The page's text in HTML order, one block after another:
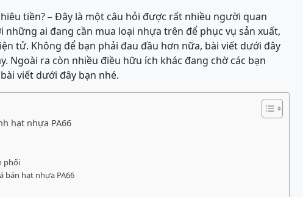
tiền? – Đây là một câu hỏi được rất nhiều người quan
ai đang cần mua loại nhựa trên để phục vụ sản xuất,
tử. Không để bạn phải đau đầu hơn nữa, bài viết dưới đây
Ngoài ra còn nhiều điều hữu ích khác đang chờ các bạn
viết dưới đây bạn nhé.
hạt nhựa PA66
phối
bán hạt nhựa PA66